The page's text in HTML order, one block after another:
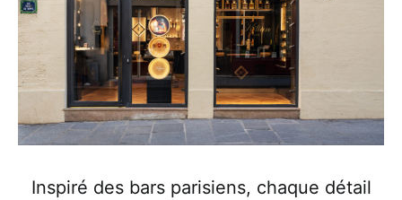
Inspiré des bars parisiens, chaque détail